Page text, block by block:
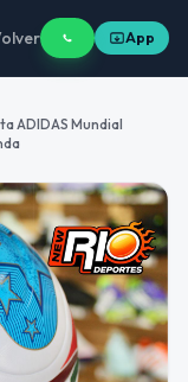
App
ADIDAS Mundial